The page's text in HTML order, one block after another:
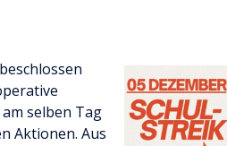
selben Tag
Aktionen. Aus